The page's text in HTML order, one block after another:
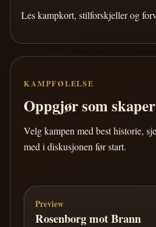
Les kampkort, stilforskjeller og
KAMPFØLELSE
Oppgjør som
Velg kampen med best historie,
med i diskusjonen før start.
Preview
Rosenborg mot Brann